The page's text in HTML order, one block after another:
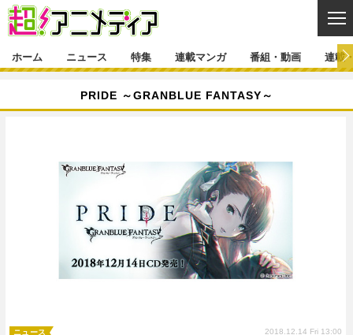
音楽
グッズ イベント
コスプレ
舞台 新帝スタ
レポート
ラキりす
連載一覧
番組・動画一覧 ラジオ
連載・ブログ
コラム
ホーム ニュース 特集 連載マンガ 番組・動画 連載
PRIDE ～GRANBLUE FANTASY～
ニュース 2018.12.14 Fri 13:00